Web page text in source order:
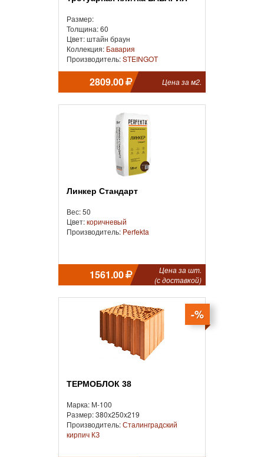
Размер:
Толщина: 60
Цвет: штайн браун
Коллекция: Бавария
Производитель:STEINGOT
2809.00 Цена за м2.
Линкер Стандарт
Вес: 50
Цвет:коричневый
Производитель: Perfekta
1561.00
Цена за шт.
(с доставкой)
-%
ТЕРМОБЛОК 38
Марка: М-100
Размер: 380x250x219
Производитель:Сталинградский
кирпич КЗ